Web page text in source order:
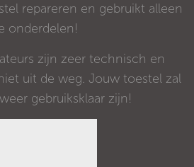
repareren en gebruikt alleen
onderdelen!
zijn zeer technisch en
uit de weg. Jouw toestel zal
gebruiksklaar zijn!